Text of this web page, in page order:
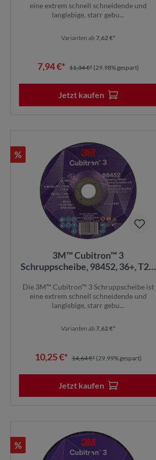
eine extrem schnell schneidende und
langlebige, starr gebu...
Varianten ab 7,62 €*
7,94 €* 11,34 €* (29.98% gespart)
Jetzt kaufen
%
3M™ Cubitron™ 3
Schruppscheibe, 98452, 36+, T27,
10/Pack
Die 3M™ Cubitron™ 3 Schruppscheibe ist
eine extrem schnell schneidende und
langlebige, starr gebu...
Varianten ab 7,62 €*
10,25 €* 14,64 €* (29.99% gespart)
Jetzt kaufen
%